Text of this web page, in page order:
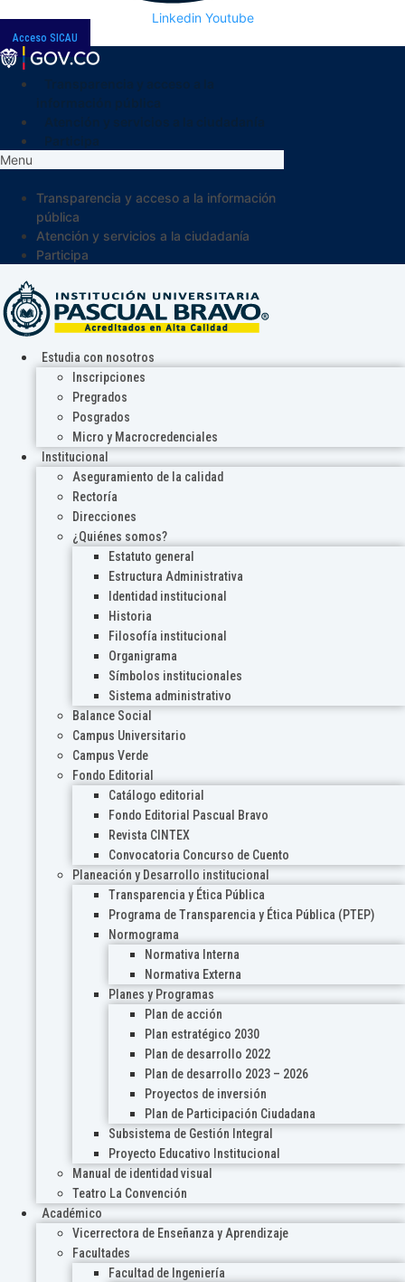
Linkedin Youtube
Acceso SICAU
Menu
Transparencia y acceso a la información
pública
Atención y servicios a la ciudadanía
Participa
Estudia con nosotros
Inscripciones
Pregrados
Posgrados
Micro y Macrocredenciales
Institucional
Aseguramiento de la calidad
Rectoría
Direcciones
¿Quiénes somos?
Estatuto general
Estructura Administrativa
Identidad institucional
Historia
Filosofía institucional
Organigrama
Símbolos institucionales
Sistema administrativo
Balance Social
Campus Universitario
Campus Verde
Fondo Editorial
Catálogo editorial
Fondo Editorial Pascual Bravo
Revista CINTEX
Convocatoria Concurso de Cuento
Planeación y Desarrollo institucional
Transparencia y Ética Pública
Programa de Transparencia y Ética Pública (PTEP)
Normograma
Normativa Interna
Normativa Externa
Planes y Programas
Plan de acción
Plan estratégico 2030
Plan de desarrollo 2022
Plan de desarrollo 2023 – 2026
Proyectos de inversión
Plan de Participación Ciudadana
Subsistema de Gestión Integral
Proyecto Educativo Institucional
Manual de identidad visual
Teatro La Convención
Académico
Vicerrectora de Enseñanza y Aprendizaje
Facultades
Facultad de Ingeniería